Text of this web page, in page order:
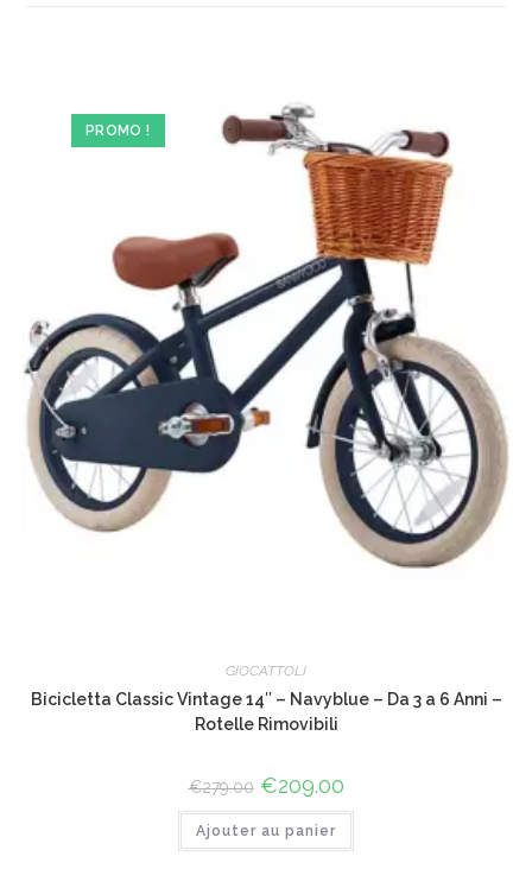
PROMO !
GIOCATTOLI
Bicicletta Classic Vintage 14″ – Navyblue – Da 3 a 6 Anni –
Rotelle Rimovibili
€279.00 Le
prix
initial
était :
€279.00.
€209.00Le
actuel
€209.00.
Ajouter au panier